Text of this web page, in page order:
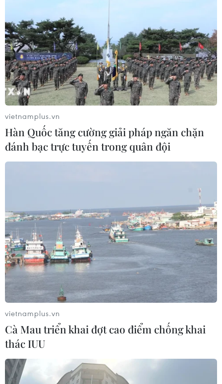
vietnamplus.vn
Hàn Quốc tăng cường giải pháp ngăn chặn
đánh bạc trực tuyến trong quân đội
vietnamplus.vn
Cà Mau triển khai đợt cao điểm chống khai
thác IUU